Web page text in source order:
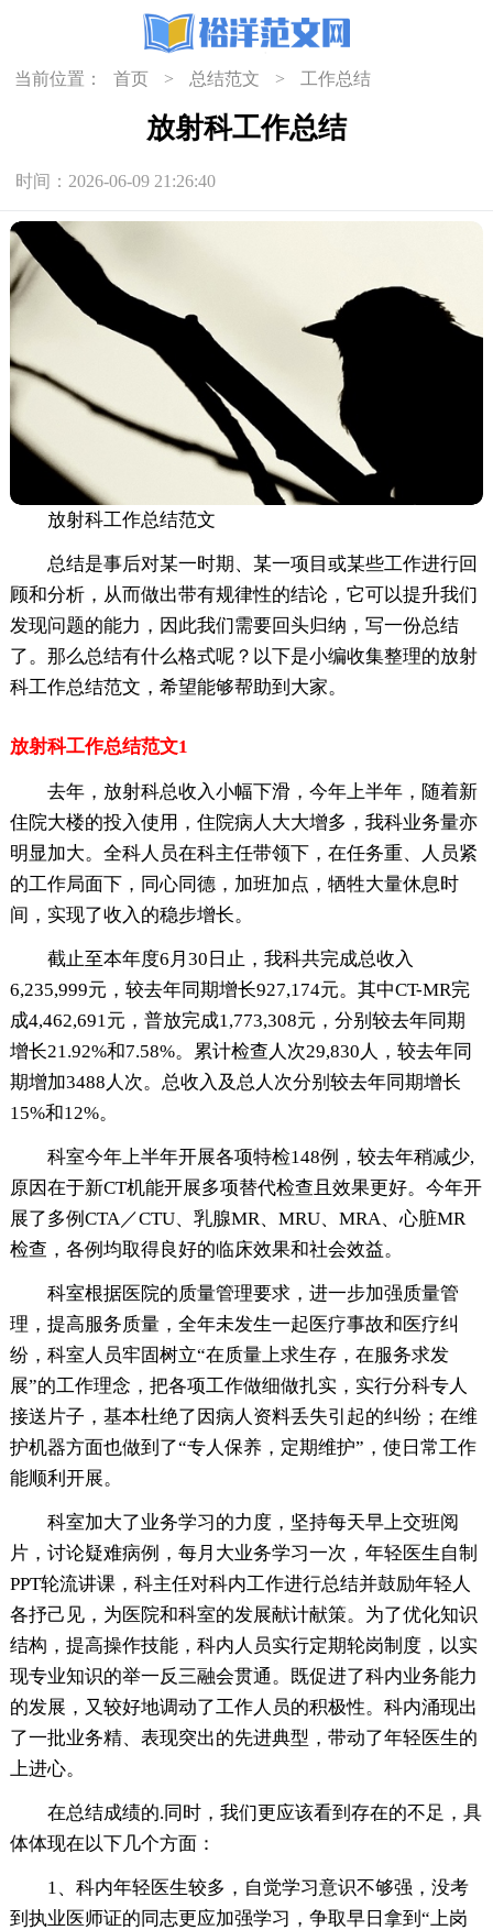
当前位置： 首页 > 总结范文 > 工作总结
放射科工作总结
时间：2026-06-09 21:26:40
放射科工作总结范文
总结是事后对某一时期、某一项目或某些工作进行回
顾和分析，从而做出带有规律性的结论，它可以提升我们
发现问题的能力，因此我们需要回头归纳，写一份总结
了。那么总结有什么格式呢？以下是小编收集整理的放射
科工作总结范文，希望能够帮助到大家。
放射科工作总结范文1
去年，放射科总收入小幅下滑，今年上半年，随着新
住院大楼的投入使用，住院病人大大增多，我科业务量亦
明显加大。全科人员在科主任带领下，在任务重、人员紧
的工作局面下，同心同德，加班加点，牺牲大量休息时
间，实现了收入的稳步增长。
截止至本年度6月30日止，我科共完成总收入
6,235,999元，较去年同期增长927,174元。其中CT-MR完
成4,462,691元，普放完成1,773,308元，分别较去年同期
增长21.92%和7.58%。累计检查人次29,830人，较去年同
期增加3488人次。总收入及总人次分别较去年同期增长
15%和12%。
科室今年上半年开展各项特检148例，较去年稍减少,
原因在于新CT机能开展多项替代检查且效果更好。今年开
展了多例CTA／CTU、乳腺MR、MRU、MRA、心脏MR
检查，各例均取得良好的临床效果和社会效益。
科室根据医院的质量管理要求，进一步加强质量管
理，提高服务质量，全年未发生一起医疗事故和医疗纠
纷，科室人员牢固树立“在质量上求生存，在服务求发
展”的工作理念，把各项工作做细做扎实，实行分科专人
接送片子，基本杜绝了因病人资料丢失引起的纠纷；在维
护机器方面也做到了“专人保养，定期维护”，使日常工作
能顺利开展。
科室加大了业务学习的力度，坚持每天早上交班阅
片，讨论疑难病例，每月大业务学习一次，年轻医生自制
PPT轮流讲课，科主任对科内工作进行总结并鼓励年轻人
各抒己见，为医院和科室的发展献计献策。为了优化知识
结构，提高操作技能，科内人员实行定期轮岗制度，以实
现专业知识的举一反三融会贯通。既促进了科内业务能力
的发展，又较好地调动了工作人员的积极性。科内涌现出
了一批业务精、表现突出的先进典型，带动了年轻医生的
上进心。
在总结成绩的.同时，我们更应该看到存在的不足，具
体体现在以下几个方面：
1、科内年轻医生较多，自觉学习意识不够强，没考
到执业医师证的同志更应加强学习，争取早日拿到“上岗